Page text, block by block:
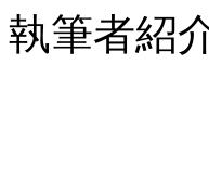
執筆者紹